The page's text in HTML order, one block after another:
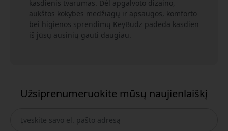
kasdienis tvarumas. Dėl apgalvoto dizaino,
aukštos kokybės medžiagų ir apsaugos, komforto
bei higienos sprendimų KeyBudz padeda kasdien
iš jūsų ausinių gauti daugiau.
Užsiprenumeruokite mūsų naujienlaiškį